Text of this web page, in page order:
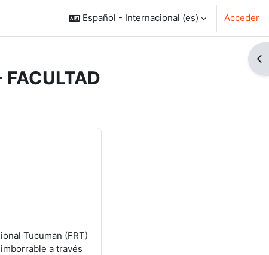
Español - Internacional ‎(es)‎ Acceder
Tucuman (FRT)
a través